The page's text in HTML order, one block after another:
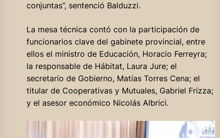
conjuntas”, sentenció Balduzzi.
La mesa técnica contó con la participación de
funcionarios clave del gabinete provincial, entre
ellos el ministro de Educación, Horacio Ferreyra;
la responsable de Hábitat, Laura Jure; el
secretario de Gobierno, Matías Torres Cena; el
titular de Cooperativas y Mutuales, Gabriel Frizza;
y el asesor económico Nicolás Albrici.